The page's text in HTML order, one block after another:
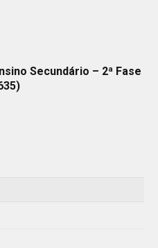
Secundário – 2ª Fase